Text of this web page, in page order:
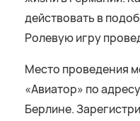
действовать в
Ролевую игру
Место проведения
«Авиатор» по
Берлине.